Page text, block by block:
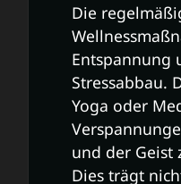
Die
Entspannung
Stressabbau.
Yoga oder
und der Geist
Dies trägt